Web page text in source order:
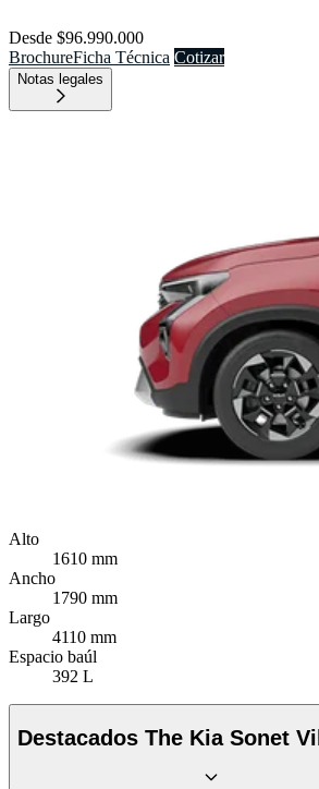
Desde $96.990.000
BrochureFicha Técnica Cotizar
Notas legales
Alto
1610 mm
Ancho
1790 mm
Largo
4110 mm
Espacio baúl
392 L
Destacados The Kia Sonet